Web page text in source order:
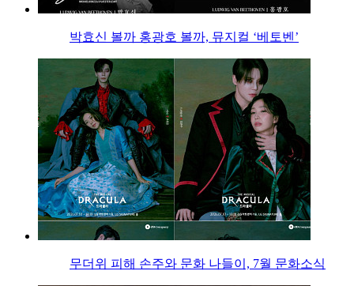
박효신 볼까 홍광호 볼까, 뮤지컬 ‘베토벤’
무더위 피해 손주와 문화 나들이, 7월 문화소식